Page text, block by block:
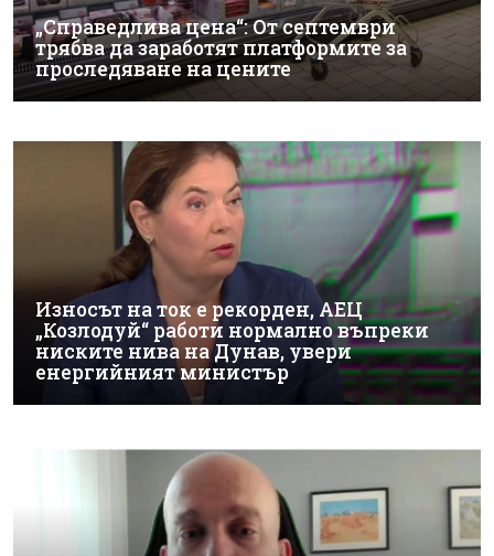
„Справедлива цена“: От септември
трябва да заработят платформите за
проследяване на цените
Износът на ток е рекорден, АЕЦ
„Козлодуй“ работи нормално въпреки
ниските нива на Дунав, увери
енергийният министър